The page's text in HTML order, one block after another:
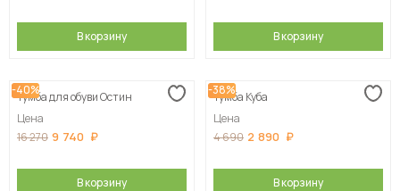
В корзину В корзину
-40%
Тумба для обуви Остин
Цена
16 270 9 740
В корзину
-38%
Тумба Куба
Цена
4 690 2 890
В корзину